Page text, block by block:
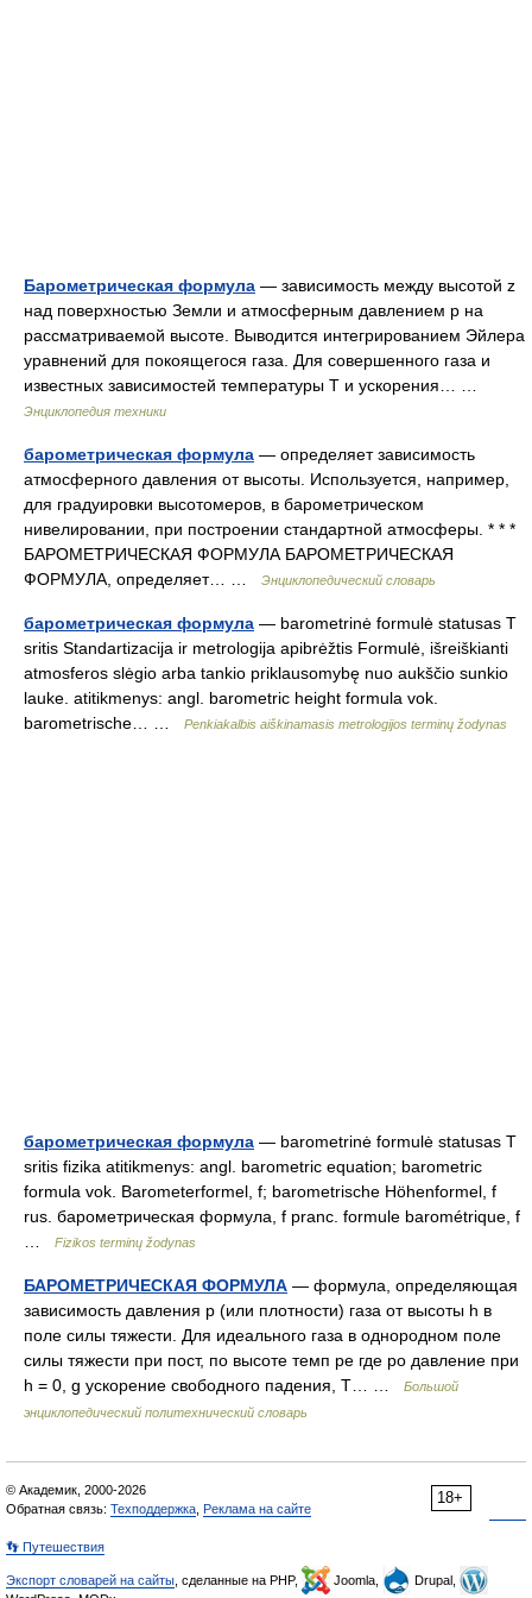
Барометрическая формула — зависимость между высотой z
над поверхностью Земли и атмосферным давлением p на
рассматриваемой высоте. Выводится интегрированием Эйлера
уравнений для покоящегося газа. Для совершенного газа и
известных зависимостей температуры T и ускорения… …
Энциклопедия техники
барометрическая формула — определяет зависимость
атмосферного давления от высоты. Используется, например,
для градуировки высотомеров, в барометрическом
нивелировании, при построении стандартной атмосферы. * * *
БАРОМЕТРИЧЕСКАЯ ФОРМУЛА БАРОМЕТРИЧЕСКАЯ
ФОРМУЛА, определяет… …
Энциклопедический словарь
барометрическая формула — barometrinė formulė statusas T
sritis Standartizacija ir metrologija apibrėžtis Formulė, išreiškianti
atmosferos slėgio arba tankio priklausomybę nuo aukščio sunkio
lauke. atitikmenys: angl. barometric height formula vok.
barometrische… …
Penkiakalbis aiškinamasis metrologijos terminų žodynas
барометрическая формула — barometrinė formulė statusas T
sritis fizika atitikmenys: angl. barometric equation; barometric
formula vok. Barometerformel, f; barometrische Höhenformel, f
rus. барометрическая формула, f pranc. formule barométrique, f
Fizikos terminų žodynas
БАРОМЕТРИЧЕСКАЯ ФОРМУЛА — формула, определяющая
зависимость давления р (или плотности) газа от высоты h в
поле силы тяжести. Для идеального газа в однородном поле
силы тяжести при пост, по высоте темп ре где ро давление при
h = 0, g ускорение свободного падения, Т… …
Большой
энциклопедический политехнический словарь
18+
© Академик, 2000-2026
Обратная связь: Техподдержка Реклама на сайте
👣 Путешествия
Экспорт словарей на сайты , сделанные на PHP, Joomla,
Drupal,